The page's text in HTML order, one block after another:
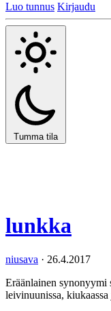
Luo tunnus Kirjaudu
Tumma tila
lunkka
niusava · 26.4.2017
Eräänlainen
leivinuunissa, kiukaassa